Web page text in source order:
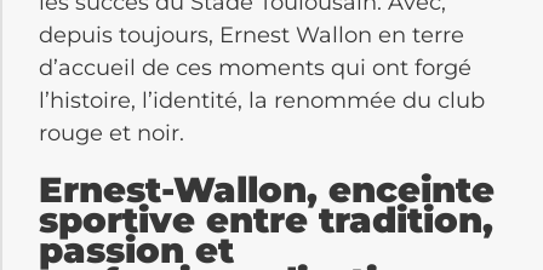
depuis toujours, Ernest Wallon en terre
d’accueil de ces moments qui ont forgé
l’histoire, l’identité, la renommée du club
rouge et noir.
Ernest-Wallon, enceinte
sportive entre tradition,
passion et